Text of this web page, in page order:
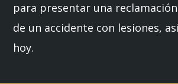
para presentar una
de un accidente con lesiones,
hoy.